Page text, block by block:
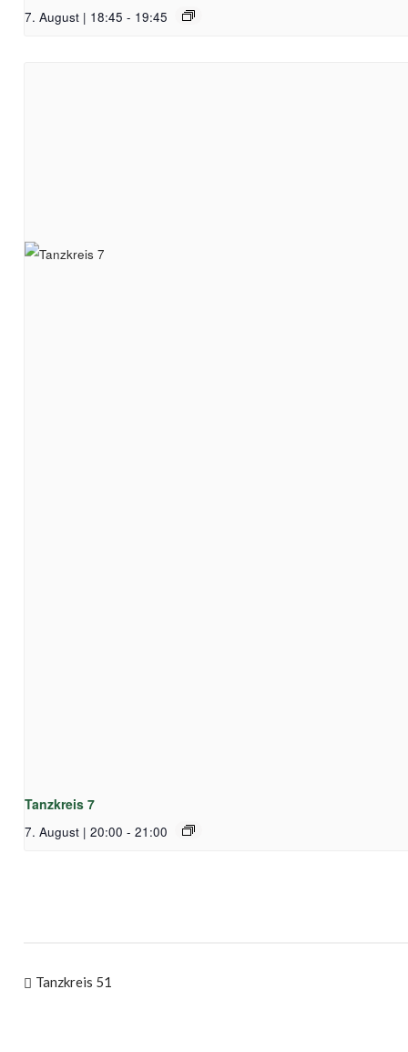
7. August | 18:45 - 19:45
Tanzkreis 7
7. August | 20:00 - 21:00
Tanzkreis 51